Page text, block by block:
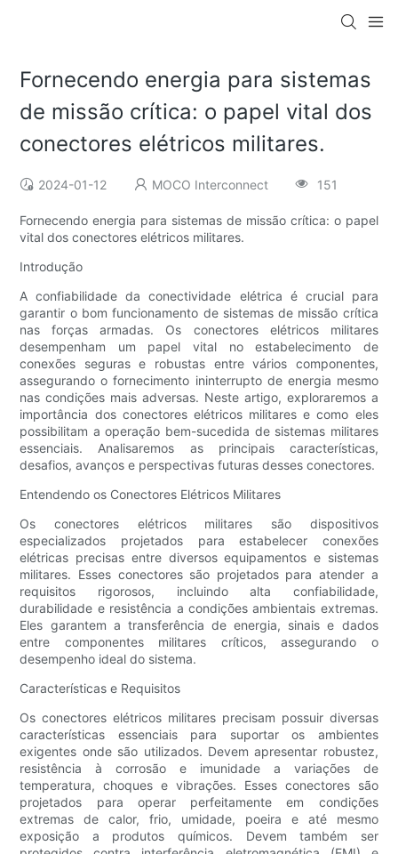
Fornecendo energia para sistemas
de missão crítica: o papel vital dos
conectores elétricos militares.
2024-01-12 MOCO Interconnect 151
Fornecendo energia para sistemas de missão crítica: o papel
vital dos conectores elétricos militares.
Introdução
A confiabilidade da conectividade elétrica é crucial para
garantir o bom funcionamento de sistemas de missão crítica
nas forças armadas. Os conectores elétricos militares
desempenham um papel vital no estabelecimento de
conexões seguras e robustas entre vários componentes,
assegurando o fornecimento ininterrupto de energia mesmo
nas condições mais adversas. Neste artigo, exploraremos a
importância dos conectores elétricos militares e como eles
possibilitam a operação bem-sucedida de sistemas militares
essenciais. Analisaremos as principais características,
desafios, avanços e perspectivas futuras desses conectores.
Entendendo os Conectores Elétricos Militares
Os conectores elétricos militares são dispositivos
especializados projetados para estabelecer conexões
elétricas precisas entre diversos equipamentos e sistemas
militares. Esses conectores são projetados para atender a
requisitos rigorosos, incluindo alta confiabilidade,
durabilidade e resistência a condições ambientais extremas.
Eles garantem a transferência de energia, sinais e dados
entre componentes militares críticos, assegurando o
desempenho ideal do sistema.
Características e Requisitos
Os conectores elétricos militares precisam possuir diversas
características essenciais para suportar os ambientes
exigentes onde são utilizados. Devem apresentar robustez,
resistência à corrosão e imunidade a variações de
temperatura, choques e vibrações. Esses conectores são
projetados para operar perfeitamente em condições
extremas de calor, frio, umidade, poeira e até mesmo
exposição a produtos químicos. Devem também ser